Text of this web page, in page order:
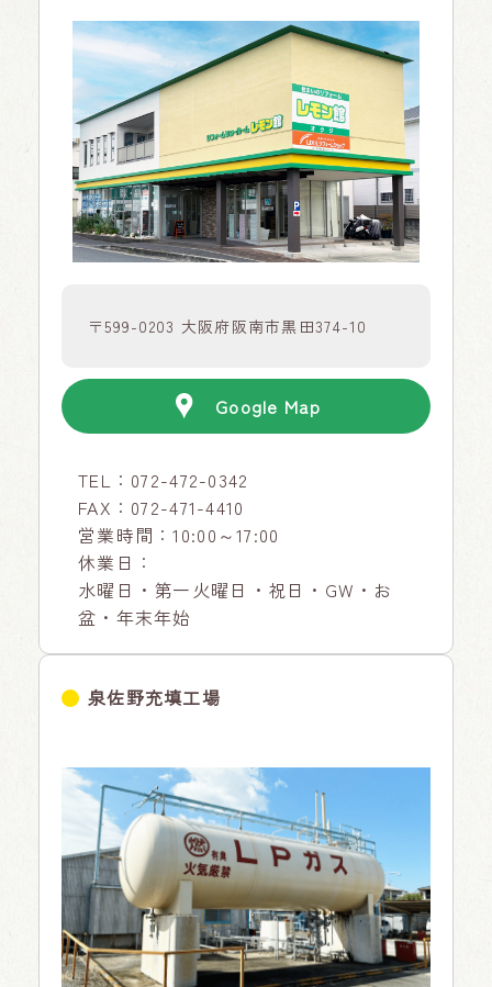
〒599-0203 大阪府阪南市黒田374-10
Google Map
TEL： 072-472-0342
FAX：072-471-4410
営業時間：10:00～17:00
休業日：
水曜日・第一火曜日・祝日・GW・お
盆・年末年始
泉佐野充填工場